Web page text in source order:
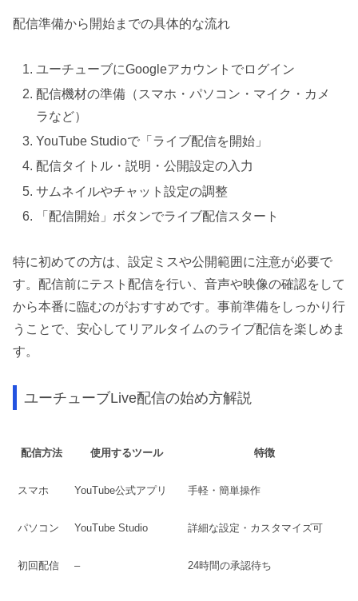
配信準備から開始までの具体的な流れ
ユーチューブにGoogleアカウントでログイン
配信機材の準備（スマホ・パソコン・マイク・カメ
ラなど）
YouTube Studioで「ライブ配信を開始」
配信タイトル・説明・公開設定の入力
サムネイルやチャット設定の調整
「配信開始」ボタンでライブ配信スタート
特に初めての方は、設定ミスや公開範囲に注意が必要で
す。配信前にテスト配信を行い、音声や映像の確認をして
から本番に臨むのがおすすめです。事前準備をしっかり行
うことで、安心してリアルタイムのライブ配信を楽しめま
す。
ユーチューブLive配信の始め方解説
配信方法 使用するツール 特徴
スマホ YouTube公式アプリ 手軽・簡単操作
パソコン YouTube Studio 詳細な設定・カスタマイズ可
初回配信 – 24時間の承認待ち